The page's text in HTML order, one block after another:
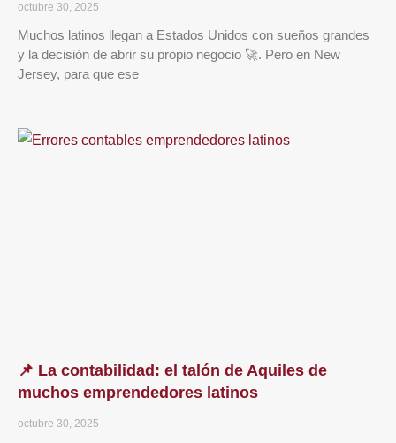
octubre 30, 2025
Muchos latinos llegan a Estados Unidos con sueños grandes
y la decisión de abrir su propio negocio 🚀. Pero en New
Jersey, para que ese
📌 La contabilidad: el talón de Aquiles de
muchos emprendedores latinos
octubre 30, 2025